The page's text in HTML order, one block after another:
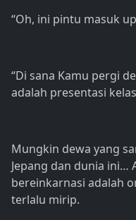
“Oh, ini pintu masuk
“Di sana Kamu pergi
adalah presentasi
Mungkin dewa yang
Jepang dan dunia ini…
bereinkarnasi adalah
terlalu mirip.